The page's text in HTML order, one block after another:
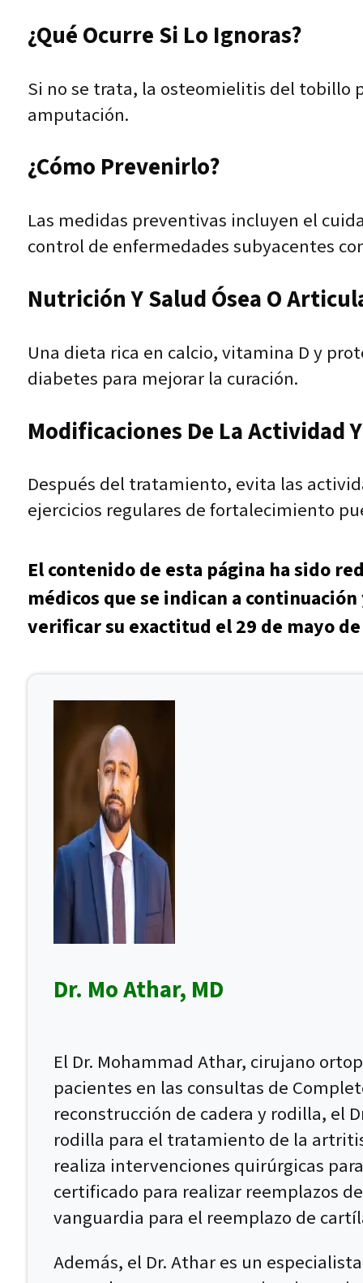
¿Qué Ocurre Si Lo Ignoras?
Si no se trata, la osteomielitis del tobillo
amputación.
¿Cómo Prevenirlo?
Las medidas preventivas incluyen el
control de enfermedades subyacentes
Nutrición Y Salud Ósea O
Una dieta rica en calcio, vitamina D y
diabetes para mejorar la curación.
Modificaciones De La Actividad
Después del tratamiento, evita las
ejercicios regulares de fortalecimiento
El contenido de esta página ha sido
médicos que se indican a
verificar su exactitud el 29 de mayo
Dr. Mo Athar, MD
El Dr. Mohammad Athar, cirujano
pacientes en las consultas de
reconstrucción de cadera y rodilla, el
rodilla para el tratamiento de la
realiza intervenciones quirúrgicas
certificado para realizar reemplazos
vanguardia para el reemplazo de
Además, el Dr. Athar es un